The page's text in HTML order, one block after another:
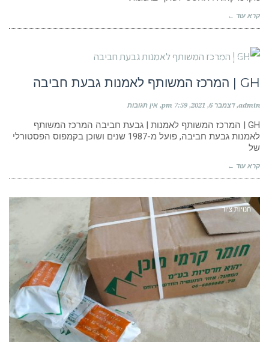
קרא עוד ←
מוסדות לימוד
GH | המרכז המשותף לאמנות גבעת חביבה
admin דצמבר 6, 2021 7:59 pm אין תגובות
GH | המרכז המשותף לאמנות | גבעת חביבה המרכז המשותף
לאמנות גבעת חביבה, פועל מ-1987 שנים ושוכן בקמפוס הפסטורלי
של
קרא עוד ←
חנויות ציוד